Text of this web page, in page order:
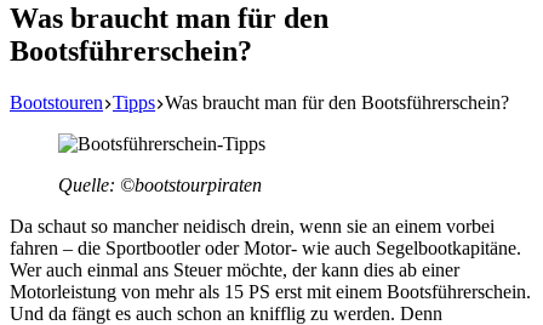
Was braucht man für den
Bootsführerschein?
Bootstouren Tipps Was braucht man für den Bootsführerschein?
Quelle: ©bootstourpiraten
Da schaut so mancher neidisch drein, wenn sie an einem vorbei
fahren – die Sportbootler oder Motor- wie auch Segelbootkapitäne.
Wer auch einmal ans Steuer möchte, der kann dies ab einer
Motorleistung von mehr als 15 PS erst mit einem Bootsführerschein.
Und da fängt es auch schon an knifflig zu werden. Denn